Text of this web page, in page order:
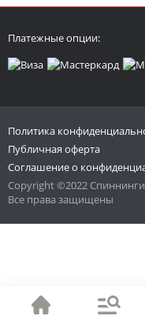
Платежные опции:
Политика
Публичная оферта
Соглашение о
Copyright ©2022
Все права защищены